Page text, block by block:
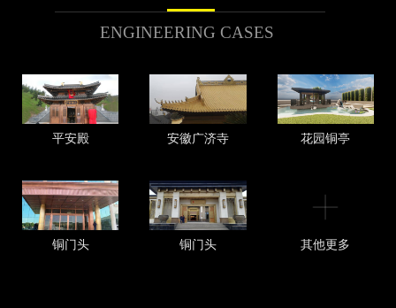
ENGINEERING CASES
平安殿 安徽广济寺 花园铜亭
铜门头 铜门头 其他更多